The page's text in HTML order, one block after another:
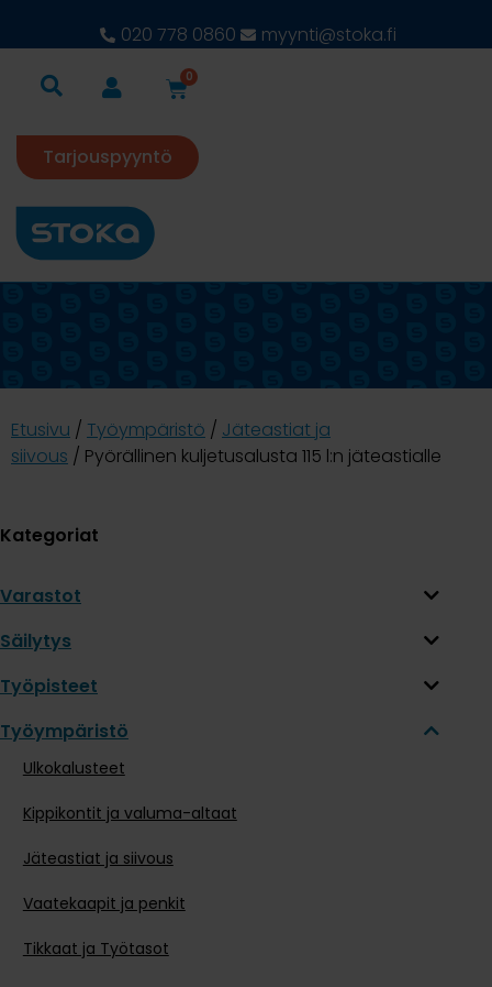
020 778 0860 myynti@stoka.fi
0
Tarjouspyyntö
Etusivu / Työympäristö / Jäteastiat ja
siivous / Pyörällinen kuljetusalusta 115 l:n jäteastialle
Kategoriat
Varastot
Säilytys
Työpisteet
Työympäristö
Ulkokalusteet
Kippikontit ja valuma-altaat
Jäteastiat ja siivous
Vaatekaapit ja penkit
Tikkaat ja Työtasot